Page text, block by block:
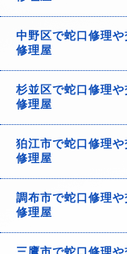
中野区で蛇口修理
修理屋
杉並区で蛇口修理
修理屋
狛江市で蛇口修理
修理屋
調布市で蛇口修理
修理屋